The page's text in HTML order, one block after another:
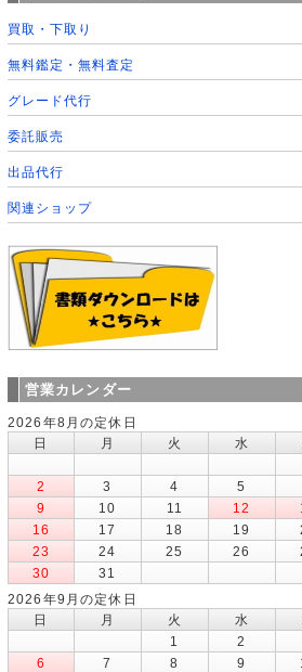
買取・下取り
無料鑑定・無料査定
グレード代行
委託販売
出品代行
関連ショップ
営業カレンダー
2026年8月の定休日
日
月 火 水
2
3 4 5
9
10 11 12
16
17 18 19
23
24 25 26
30
31
2026年9月の定休日
日
月 火 水
1
2
6
7 8 9